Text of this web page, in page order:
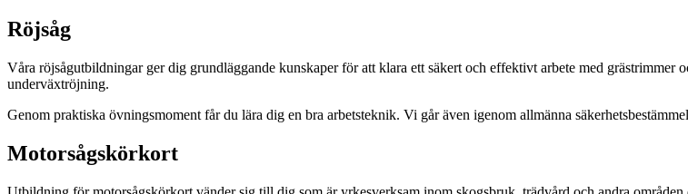
Röjsåg
Våra röjsågutbildningar ger dig grundläggande kunskaper för att klara ett säkert och effektivt arbete med
underväxtröjning.
Genom praktiska övningsmoment får du lära dig en bra arbetsteknik. Vi går även igenom allmänna
Motorsågskörkort